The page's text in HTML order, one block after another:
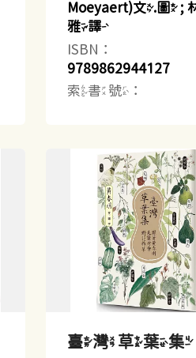
Moeyaert)文.圖 ;
雅譯
ISBN：
9789862944127
索書號：
臺灣草葉集